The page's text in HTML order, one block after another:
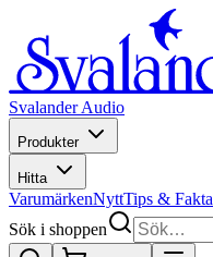
Svalander Audio
Produkter
Hitta
VarumärkenNyttTips & Fakta
Sök i shoppen